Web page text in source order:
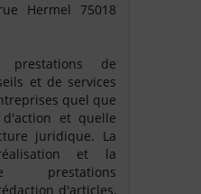
Hermel 75018
de
et de services
quel que
et quelle
juridique. La
et la
prestations
d'articles,